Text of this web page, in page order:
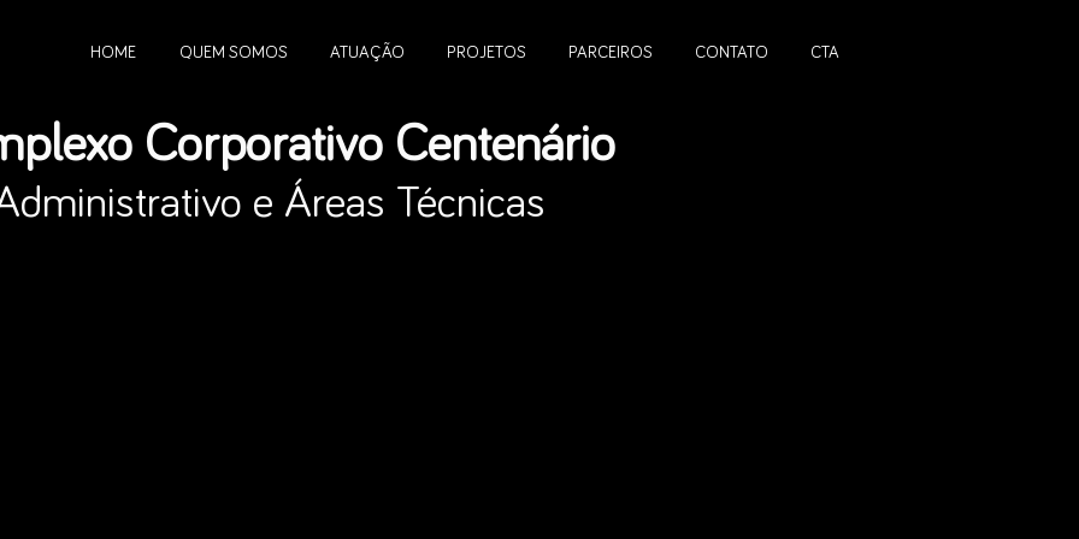
HOME QUEM SOMOS ATUAÇÃO PROJETOS PARCEIROS CONTATO CTA
Corporativo Centenário
e Áreas Técnicas